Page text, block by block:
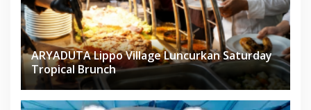
ARYADUTA Lippo Village Luncurkan Saturday
Tropical Brunch